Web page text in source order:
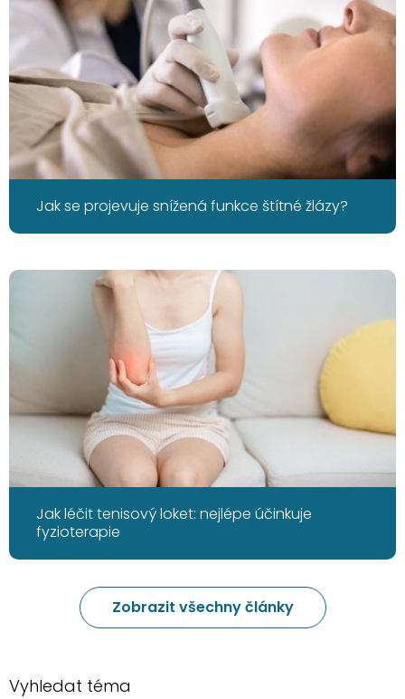
Jak se projevuje snížená funkce štítné žlázy?
Jak léčit tenisový loket: nejlépe účinkuje
fyzioterapie
Zobrazit všechny články
Vyhledat téma